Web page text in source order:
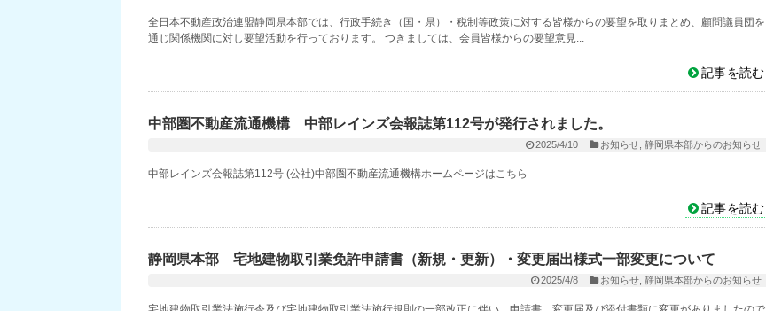
全日本不動産政治連盟静岡県本部では、行政手続き（国・県）・税制等政策に対する皆様からの要望を取りまとめ、顧問議員団を
通じ関係機関に対し要望活動を行っております。 つきましては、会員皆様からの要望意見...
記事を読む
中部圏不動産流通機構 中部レインズ会報誌第112号が発行されました。
2025/4/10 お知らせ ,静岡県本部からのお知らせ
中部レインズ会報誌第112号 (公社)中部圏不動産流通機構ホームページはこちら
記事を読む
静岡県本部 宅地建物取引業免許申請書（新規・更新）・変更届出様式一部変更について
2025/4/8 お知らせ ,静岡県本部からのお知らせ